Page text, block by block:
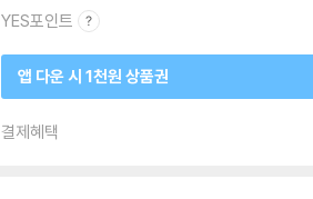
YES포인트
앱 다운 시 1천원 상품권
결제혜택